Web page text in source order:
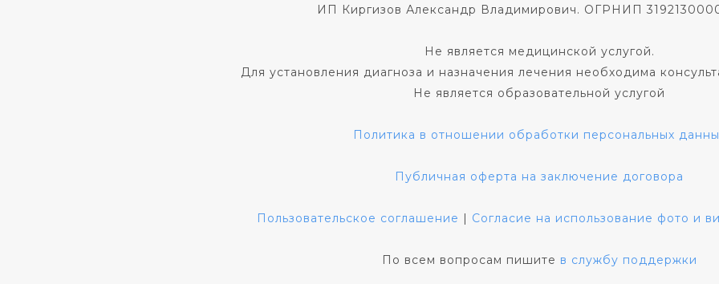
ИП Киргизов Александр Владимирович. ОГРНИП
Не является медицинской услугой.
Для установления диагноза и назначения лечения необходима
Не является образовательной услугой
Политика в отношении обработки персональных
Публичная оферта на заключение договора
Пользовательское соглашение | Согласие на использование фото и
По всем вопросам пишите в службу поддержки